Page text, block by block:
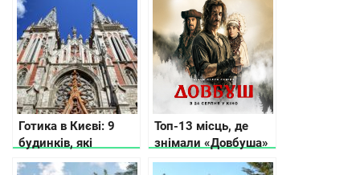
Готика в Києві: 9
будинків, які
дивують своєю
Топ-13 місць, де
знімали «Довбуша»